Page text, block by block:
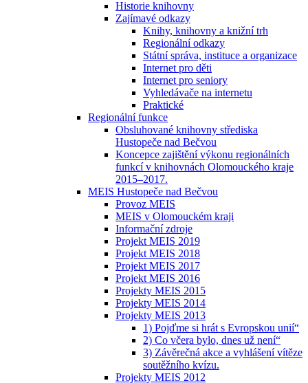
Historie knihovny
Zajímavé odkazy
Knihy, knihovny a knižní trh
Regionální odkazy
Státní správa, instituce a organizace
Internet pro děti
Internet pro seniory
Vyhledávače na internetu
Praktické
Regionální funkce
Obsluhované knihovny střediska
Hustopeče nad Bečvou
Koncepce zajištění výkonu regionálních
funkcí v knihovnách Olomouckého kraje
2015–2017.
MEIS Hustopeče nad Bečvou
Provoz MEIS
MEIS v Olomouckém kraji
Informační zdroje
Projekt MEIS 2019
Projekt MEIS 2018
Projekt MEIS 2017
Projekt MEIS 2016
Projekty MEIS 2015
Projekty MEIS 2014
Projekty MEIS 2013
1) Pojďme si hrát s Evropskou unií“
2) Co včera bylo, dnes už není“
3) Závěrečná akce a vyhlášení vítěze
soutěžního kvízu.
Projekty MEIS 2012